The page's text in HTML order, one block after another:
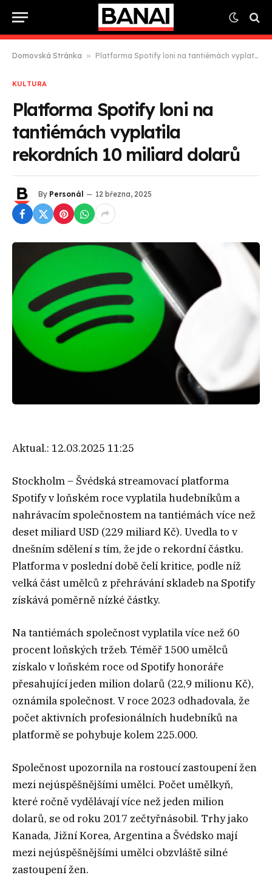
Domovská Stránka » Platforma Spotify loni na tantiémách vyplatila rekordních 10 miliard dolarů
KULTURA
Platforma Spotify loni na
tantiémách vyplatila
rekordních 10 miliard dolarů
By Personál 12 března, 2025
Aktual.: 12.03.2025 11:25
Stockholm – Švédská streamovací platforma
Spotify v loňském roce vyplatila hudebníkům a
nahrávacím společnostem na tantiémách více než
deset miliard USD (229 miliard Kč). Uvedla to v
dnešním sdělení s tím, že jde o rekordní částku.
Platforma v poslední době čelí kritice, podle níž
velká část umělců z přehrávání skladeb na Spotify
získává poměrně nízké částky.
Na tantiémách společnost vyplatila více než 60
procent loňských tržeb. Téměř 1500 umělců
získalo v loňském roce od Spotify honoráře
přesahující jeden milion dolarů (22,9 milionu Kč),
oznámila společnost. V roce 2023 odhadovala, že
počet aktivních profesionálních hudebníků na
platformě se pohybuje kolem 225.000.
Společnost upozornila na rostoucí zastoupení žen
mezi nejúspěšnějšími umělci. Počet umělkyň,
které ročně vydělávají více než jeden milion
dolarů, se od roku 2017 zečtyřnásobil. Trhy jako
Kanada, Jižní Korea, Argentina a Švédsko mají
mezi nejúspěšnějšími umělci obzvláště silné
zastoupení žen.